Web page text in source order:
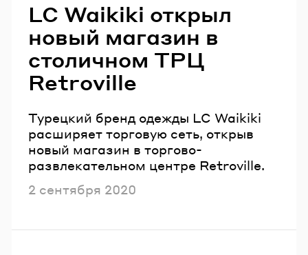
LC Waikiki открыл
новый магазин в
столичном ТРЦ
Retroville
Турецкий бренд одежды LC Waikiki
расширяет торговую сеть, открыв
новый магазин в торгово-
развлекательном центре Retroville.
Опубликовано
2 сентября 2020